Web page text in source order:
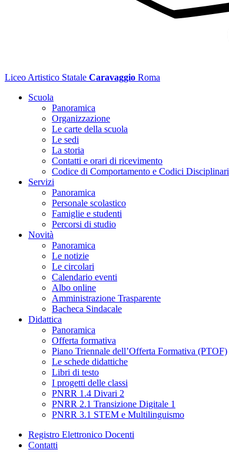
Liceo Artistico Statale Caravaggio Roma
Scuola
Panoramica
Organizzazione
Le carte della scuola
Le sedi
La storia
Contatti e orari di ricevimento
Codice di Comportamento e Codici Disciplinari
Servizi
Panoramica
Personale scolastico
Famiglie e studenti
Percorsi di studio
Novità
Panoramica
Le notizie
Le circolari
Calendario eventi
Albo online
Amministrazione Trasparente
Bacheca Sindacale
Didattica
Panoramica
Offerta formativa
Piano Triennale dell’Offerta Formativa (PTOF)
Le schede didattiche
Libri di testo
I progetti delle classi
PNRR 1.4 Divari 2
PNRR 2.1 Transizione Digitale 1
PNRR 3.1 STEM e Multilinguismo
Registro Elettronico Docenti
Contatti